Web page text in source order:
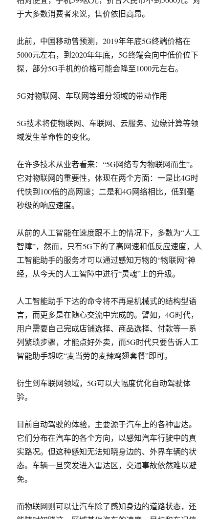
于大多数消费者来说，售价依旧高昂。
此前，中国移动曾预测，2019年年底5G终端价格在
5000元左右，到2020年年底，5G终端会向中低价位下
探，部分5G手机的价格可能会降至1000元左右。
5G对物联网、车联网等细分领域的带动作用
5G技术将使物联网、车联网、云服务、边缘计算等领
域发生革命性的变化。
在许多技术从业者看来：“5G网络专为物联网而生”。
它对物联网的重要性，体现在两个方面：一是比4G时
代快到100倍的高网速；二是和4G网络相比，低到毫
秒级的响应速度。
从前的人工智能在速度跟不上的情况下，多数为“人工
智障”，然而，只有5G下的了高网速和低反应速度，人
工智能助手的服务才可以通过感知万物的“物联网”神
经，从今天的人工智障中进行“灵魂”上的升级。
人工智能助手下达的命令将不再是机械式的结构型语
言，而更多是在随心交流中完成的。譬如，4G时代，
用户需要自己完成店铺选择、商品选择、付款等一系
列繁琐步骤，才能点好外卖，而5G时代只要告诉人工
智能助手想吃“麦当劳的麦辣鸡翅套餐”即可。
衍生到车联网领域，5G可以大幅度优化自动驾驶体
验。
目前自动驾驶的体验，主要源于汽车上的各种雷达。
它们分布在汽车的各个方向，以感知汽车行驶中的真
实路况。但这种感知无法知晓身边的、外界车辆的状
态。车辆一旦突发进入雷达区，交通事故依然难以避
免。
而物联网则可以让汽车除了感知身边的道路状态，还